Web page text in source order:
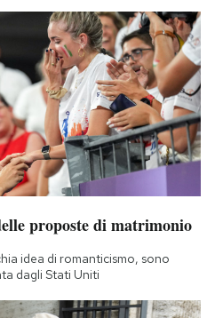
proposte di matrimonio
idea di romanticismo, sono
dagli Stati Uniti